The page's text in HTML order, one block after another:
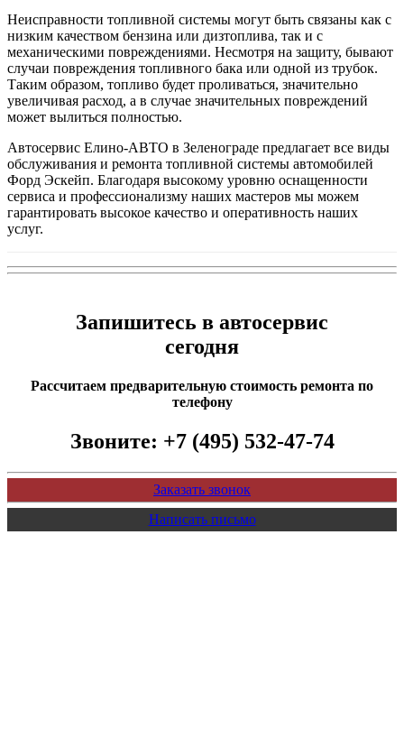
Неисправности топливной системы могут быть связаны как с
низким качеством бензина или дизтоплива, так и с
механическими повреждениями. Несмотря на защиту, бывают
случаи повреждения топливного бака или одной из трубок.
Таким образом, топливо будет проливаться, значительно
увеличивая расход, а в случае значительных повреждений
может вылиться полностью.
Автосервис Елино-АВТО в Зеленограде предлагает все виды
обслуживания и ремонта топливной системы автомобилей
Форд Эскейп. Благодаря высокому уровню оснащенности
сервиса и профессионализму наших мастеров мы можем
гарантировать высокое качество и оперативность наших
услуг.
Запишитесь в автосервис
сегодня
Рассчитаем предварительную стоимость ремонта по
телефону
Звоните: +7 (495) 532-47-74
Заказать звонок
Написать письмо